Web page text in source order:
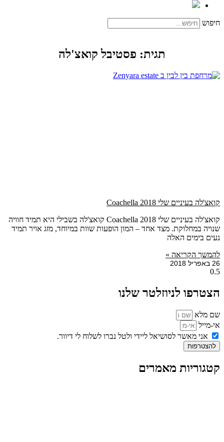
חיפוש
תגית: פסטיבל קואצ'לה
קואצ'לה בעיניים שלי 2018 Coachella
קואצ'לה בעיניים שלי 2018 Coachella קואצ'לה בשבילי היא תמיד חוויה
שנויה במחלוקת. מצד אחד – המון הופעות שוות במיוחד, מזג אויר תמיד
נעים בימים האלה
להמשך הקריאה »
26 באפריל 2018
הצטרפו לניוזלטר שלנו
שם מלא
אי-מייל
אני מאשר לסושיאל ליידי ולטל נברו לשלוח לי דיוור.
להצטרפות
קטגוריות מאמרים